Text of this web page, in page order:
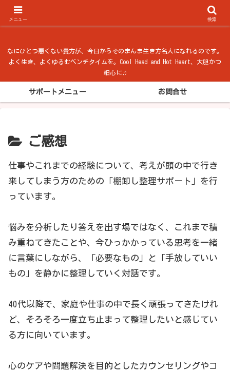
なにひとつ悪くない貴方が、今日からそのまんま生き方名人になれるのです。
よく生き、よくゆるむベンチタイムを。Cool Head and Hot Heart、大胆かつ
細心に♫
サポートメニュー お問合せ
ご感想
仕事やこれまでの経験について、考えが頭の中で行き
来してしまう方のための「棚卸し整理サポート」を行
っています。
悩みを分析したり答えを出す場ではなく、これまで積
み重ねてきたことや、今ひっかかっている思考を一緒
に言葉にしながら、「必要なもの」と「手放していい
もの」を静かに整理していく対話です。
40代以降で、家庭や仕事の中で長く頑張ってきたけれ
ど、そろそろ一度立ち止まって整理したいと感じてい
る方に向いています。
心のケアや問題解決を目的としたカウンセリングやコ
メニュー 検索